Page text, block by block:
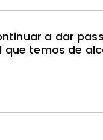
a dar
que temos de